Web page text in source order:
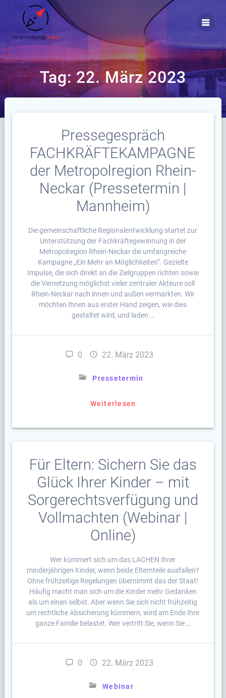
Tag:22. März 2023
Pressegespräch
FACHKRÄFTEKAMPAGNE
der Metropolregion Rhein-
Neckar (Pressetermin |
Mannheim)
Die gemeinschaftliche Regionalentwicklung startet zur
Unterstützung der Fachkräftegewinnung in der
Metropolregion Rhein-Neckar die umfangreiche
Kampagne „Ein Mehr an Möglichkeiten“. Gezielte
Impulse, die sich direkt an die Zielgruppen richten sowie
die Vernetzung möglichst vieler zentraler Akteure soll
Rhein-Neckar nach innen und außen vermarkten. Wir
möchten Ihnen aus erster Hand zeigen, wie dies
gestaltet wird, und laden …
0 22. März 2023
Pressetermin
Weiterlesen
Für Eltern: Sichern Sie das
Glück Ihrer Kinder – mit
Sorgerechtsverfügung und
Vollmachten (Webinar |
Online)
Wer kümmert sich um das LACHEN Ihrer
minderjährigen Kinder, wenn beide Elternteile ausfallen?
Ohne frühzeitige Regelungen übernimmt das der Staat!
Häufig macht man sich um die Kinder mehr Gedanken
als um einen selbst. Aber wenn Sie sich nicht frühzeitig
um rechtliche Absicherung kümmern, wird am Ende Ihre
ganze Familie belastet. Wer vertritt Sie, wenn Sie …
0 22. März 2023
Webinar